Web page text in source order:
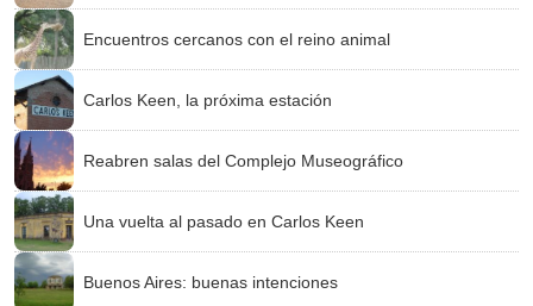
Encuentros cercanos con el reino animal
Carlos Keen, la próxima estación
Reabren salas del Complejo Museográfico
Una vuelta al pasado en Carlos Keen
Buenos Aires: buenas intenciones